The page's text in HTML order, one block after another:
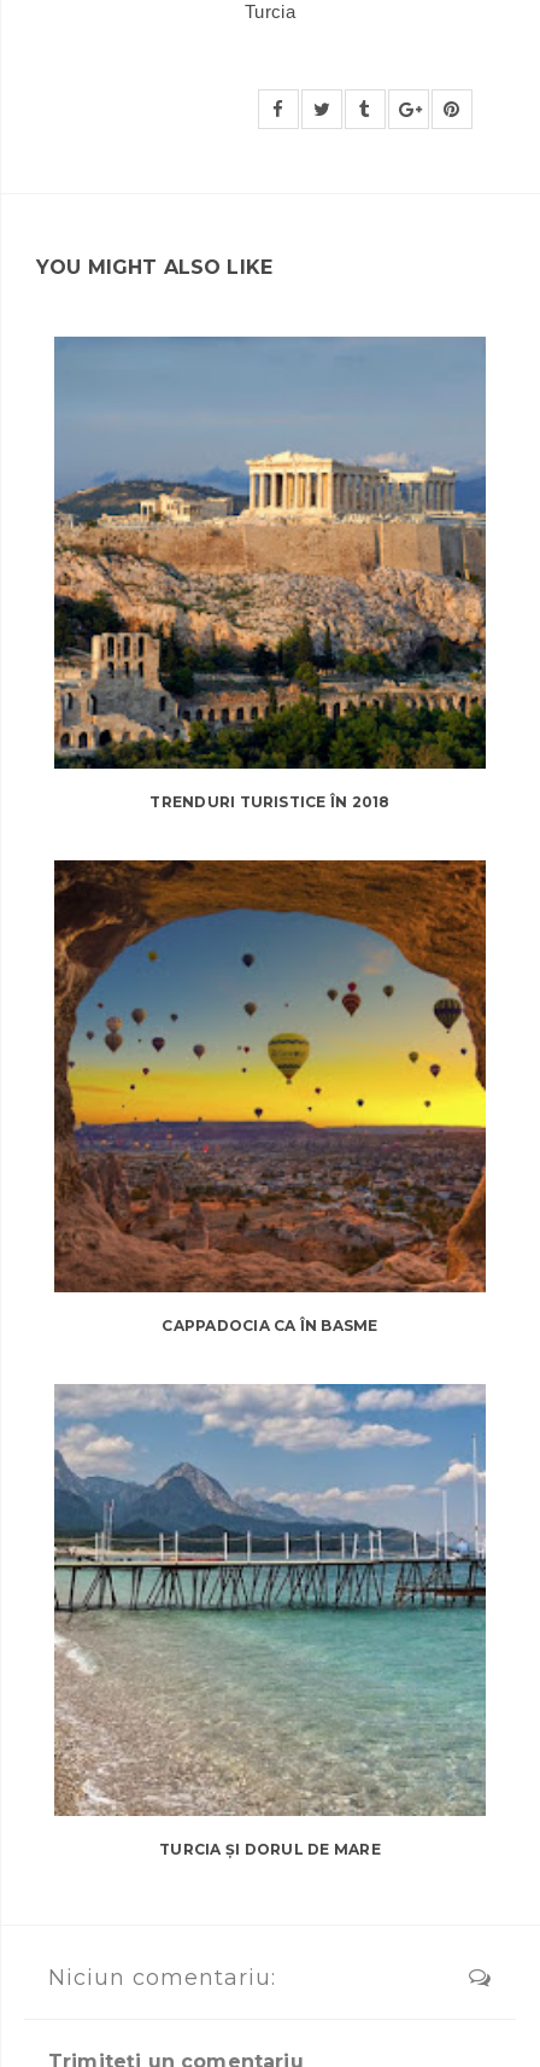
Turcia
YOU MIGHT ALSO LIKE
TRENDURI TURISTICE ÎN 2018
CAPPADOCIA CA ÎN BASME
TURCIA ȘI DORUL DE MARE
Niciun comentariu:
Trimiteți un comentariu